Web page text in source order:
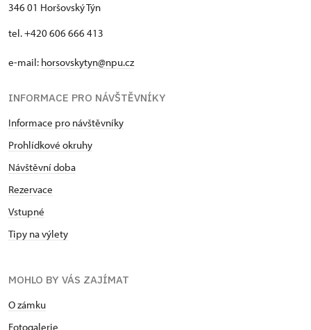
346 01 Horšovský Týn
tel. +420 606 666 413
e-mail: horsovskytyn@npu.cz
INFORMACE PRO NÁVŠTĚVNÍKY
Informace pro návštěvníky
Prohlídkové okruhy
Návštěvní doba
Rezervace
Vstupné
Tipy na výlety
MOHLO BY VÁS ZAJÍMAT
O zámku
Fotogalerie